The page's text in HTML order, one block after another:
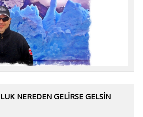
NEREDEN GELİRSE GELSİN